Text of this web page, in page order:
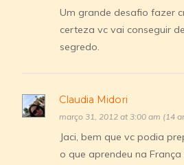
Um grande desafio fazer
certeza vc vai conseguir
segredo.
Claudia Midori
março 31, 2012 at 3:00 am (14
Jaci, bem que vc podia
o que aprendeu na